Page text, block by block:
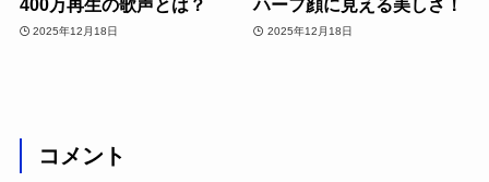
400万再生の歌声とは？
2025年12月18日
ハーフ顔に見える美しさ！
2025年12月18日
コメント